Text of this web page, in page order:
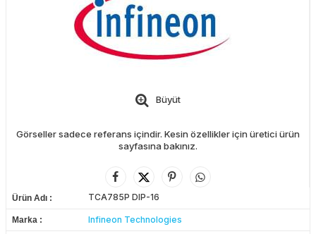
Büyüt
Görseller sadece referans içindir. Kesin özellikler için üretici ürün
sayfasına bakınız.
Ürün Adı TCA785P DIP-16
Marka Infineon Technologies